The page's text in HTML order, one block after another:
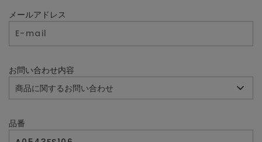
メールアドレス
お問い合わせ内容
品番